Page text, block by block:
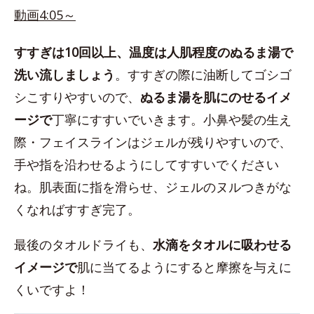
動画4:05～
すすぎは10回以上、温度は人肌程度のぬるま湯で
洗い流しましょう 。すすぎの際に油断してゴシゴ
シこすりやすいので、 ぬるま湯を肌にのせるイメ
ージで丁寧にすすいでいきます。小鼻や髪の生え
際・フェイスラインはジェルが残りやすいので、
手や指を沿わせるようにしてすすいでください
ね。肌表面に指を滑らせ、ジェルのヌルつきがな
くなればすすぎ完了。
最後のタオルドライも、 水滴をタオルに吸わせる
イメージで肌に当てるようにすると摩擦を与えに
くいですよ！